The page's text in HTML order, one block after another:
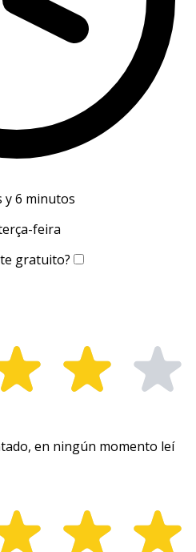
y 6 minutos
feira
gratuito?
en ningún momento leí